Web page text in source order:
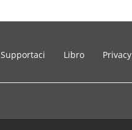
Supportaci Libro Privacy